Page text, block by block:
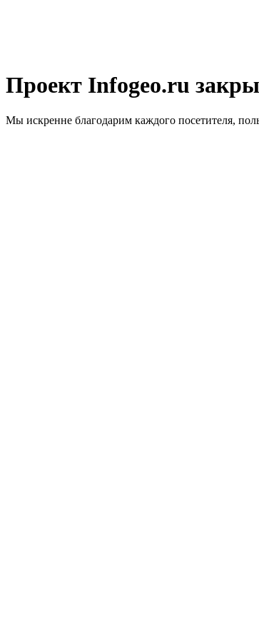
Проект Infogeo.ru
Мы искренне благодарим каждого посетителя,